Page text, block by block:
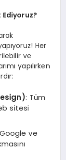
Ediyoruz?
Her
ve
yapılırken
: Tüm
sitesi
ve